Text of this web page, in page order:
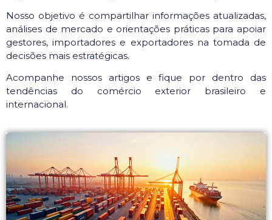
Nosso objetivo é compartilhar informações atualizadas,
análises de mercado e orientações práticas para apoiar
gestores, importadores e exportadores na tomada de
decisões mais estratégicas.
Acompanhe nossos artigos e fique por dentro das
tendências do comércio exterior brasileiro e
internacional.